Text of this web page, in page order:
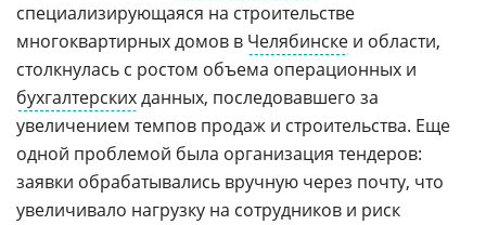
специализирующаяся на строительстве
многоквартирных домов в Челябинске и области,
столкнулась с ростом объема операционных и
бухгалтерскихданных, последовавшего за
увеличением темпов продаж и строительства. Еще
одной проблемой была организация тендеров:
заявки обрабатывались вручную через почту, что
увеличивало нагрузку на сотрудников и риск